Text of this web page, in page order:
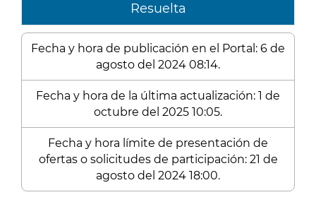
Resuelta
Fecha y hora de publicación en el Portal: 6 de
agosto del 2024 08:14.
Fecha y hora de la última actualización: 1 de
octubre del 2025 10:05.
Fecha y hora límite de presentación de
ofertas o solicitudes de participación: 21 de
agosto del 2024 18:00.